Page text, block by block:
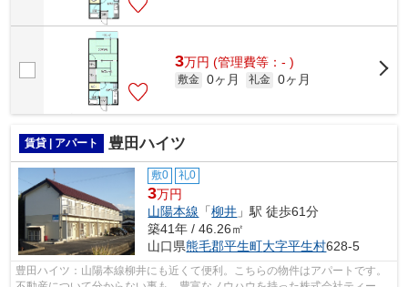
3万円 (管理費等：- )
敷金 0ヶ月 礼金 0ヶ月
賃貸 | アパート 豊田ハイツ
敷0 礼0
3万円
山陽本線 「柳井 」駅 徒歩61分
築41年 / 46.26㎡
山口県熊毛郡平生町大字平生村628-5
豊田ハイツ：山陽本線柳井にも近くて便利。こちらの物件はアパートです。